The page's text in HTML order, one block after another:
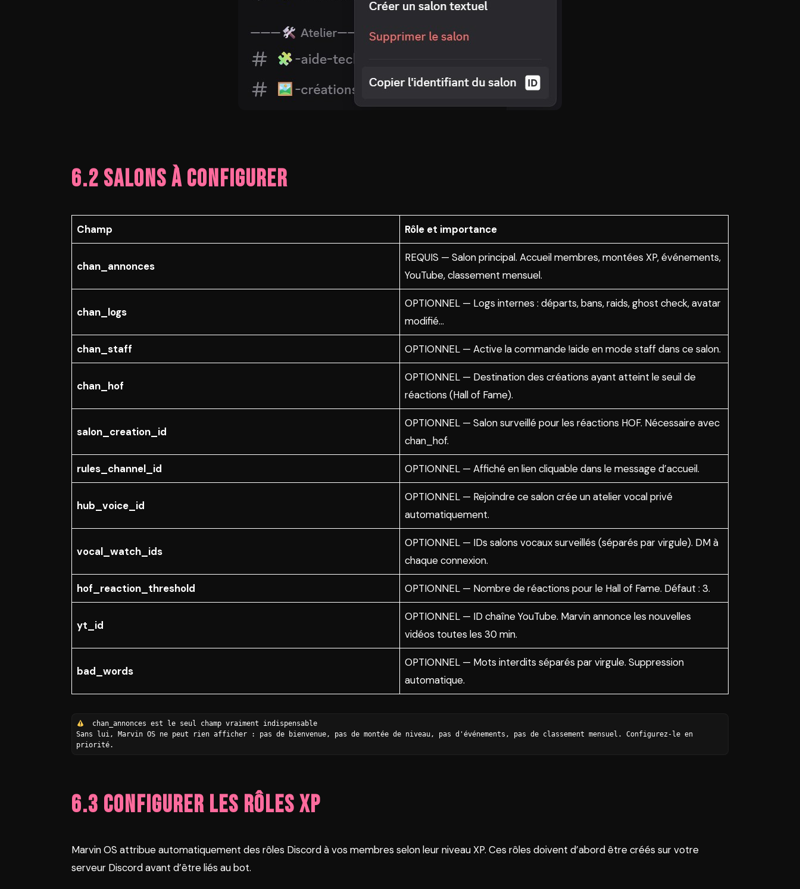
6.2 Salons à configurer
Champ Rôle et importance
chan_annonces
REQUIS — Salon principal. Accueil membres, montées XP, événements,
YouTube, classement mensuel.
chan_logs
OPTIONNEL — Logs internes : départs, bans, raids, ghost check, avatar
modifié…
chan_staff OPTIONNEL — Active la commande !aide en mode staff dans ce salon.
chan_hof
OPTIONNEL — Destination des créations ayant atteint le seuil de
réactions (Hall of Fame).
salon_creation_id
OPTIONNEL — Salon surveillé pour les réactions HOF. Nécessaire avec
chan_hof.
rules_channel_id OPTIONNEL — Affiché en lien cliquable dans le message d’accueil.
hub_voice_id
OPTIONNEL — Rejoindre ce salon crée un atelier vocal privé
automatiquement.
vocal_watch_ids
OPTIONNEL — IDs salons vocaux surveillés (séparés par virgule). DM à
chaque connexion.
hof_reaction_threshold OPTIONNEL — Nombre de réactions pour le Hall of Fame. Défaut : 3.
yt_id
OPTIONNEL — ID chaîne YouTube. Marvin annonce les nouvelles
vidéos toutes les 30 min.
bad_words
OPTIONNEL — Mots interdits séparés par virgule. Suppression
automatique.
  chan_annonces est le seul champ vraiment indispensable
Sans lui, Marvin OS ne peut rien afficher : pas de bienvenue, pas de montée de niveau, pas d'événements, pas de classement mensuel. Configurez-le en
priorité.
6.3 Configurer les rôles XP
Marvin OS attribue automatiquement des rôles Discord à vos membres selon leur niveau XP. Ces rôles doivent d’abord être créés sur votre
serveur Discord avant d’être liés au bot.